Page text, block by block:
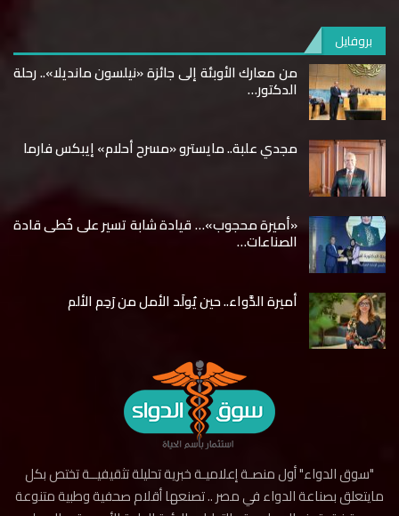
بروفايل
من معارك الأوبئة إلى جائزة «نيلسون مانديلا».. رحلة
الدكتور…
مجدي علبة.. مايسترو «مسرح أحلام» إيبكس فارما
«أميرة محجوب»… قيادة شابة تسير على خُطى قادة
الصناعات…
أميرة الدَّواء.. حين يُولَد الأمل من رَحِم الألم
"سوق الدواء" أول منصـة إعلاميـة خبرية تحليلة تثقيفيــة تختص بكل
مايتعلق بصناعة الدواء في مصر .. تصنعها أقلام صحفية وطبية متنوعة